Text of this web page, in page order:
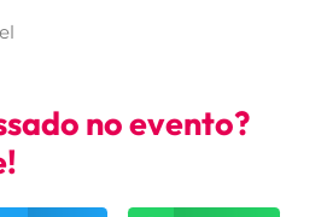
no evento?